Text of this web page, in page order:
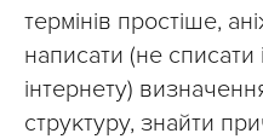
термінів простіше,
написати (не списати
інтернету)
структуру, знайти